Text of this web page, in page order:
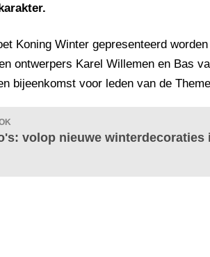
Koning Winter gepresenteerd
ontwerpers Karel Willemen en Bas
bijeenkomst voor leden van de
volop nieuwe winterdecoraties